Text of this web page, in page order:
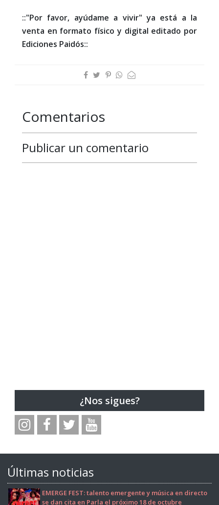
::"Por favor, ayúdame a vivir" ya está a la
venta en formato físico y digital editado por
Ediciones Paidós::
Comentarios
Publicar un comentario
¿Nos sigues?
Últimas noticias
EMERGE FEST: talento emergente y música en directo
se dan cita en Parla el próximo 18 de octubre